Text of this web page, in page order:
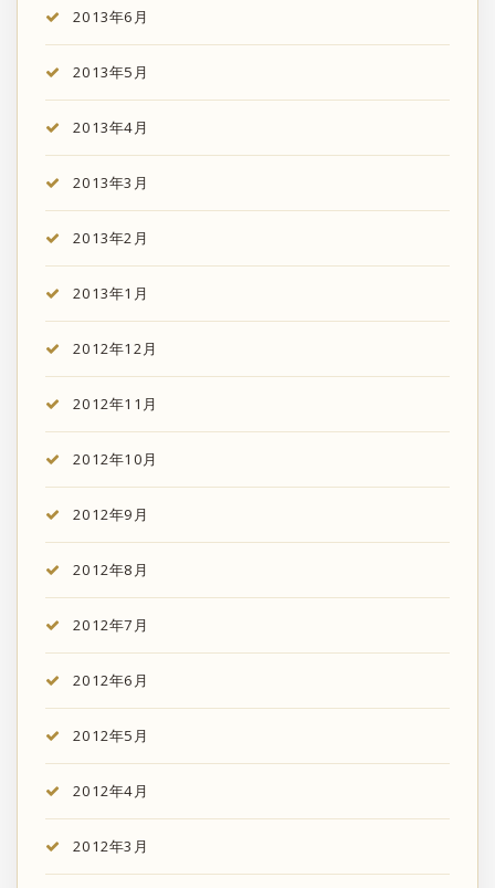
2013年6月
2013年5月
2013年4月
2013年3月
2013年2月
2013年1月
2012年12月
2012年11月
2012年10月
2012年9月
2012年8月
2012年7月
2012年6月
2012年5月
2012年4月
2012年3月